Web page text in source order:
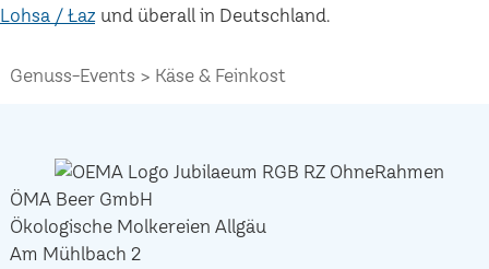
Lohsa / Łaz und überall in Deutschland.
Genuss-Events Käse & Feinkost
ÖMA Beer GmbH
Ökologische Molkereien Allgäu
Am Mühlbach 2